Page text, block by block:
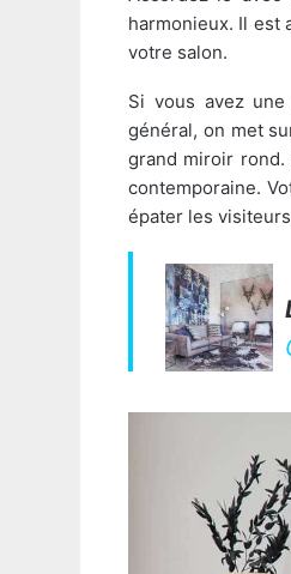
harmonieux. Il est
votre salon.
Si vous avez une
général, on met
grand miroir
contemporaine.
épater les